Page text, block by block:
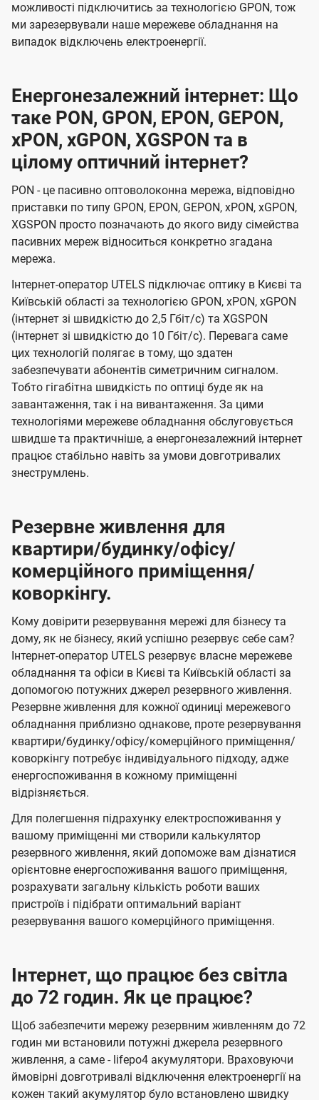
можливості підключитись за технологією GPON, тож
ми зарезервували наше мережеве обладнання на
випадок відключень електроенергії.
Енергонезалежний інтернет: Що
таке PON, GPON, EPON, GEPON,
xPON, xGPON, XGSPON та в
цілому оптичний інтернет?
PON - це пасивно оптоволоконна мережа, відповідно
приставки по типу GPON, EPON, GEPON, xPON, xGPON,
XGSPON просто позначають до якого виду сімейства
пасивних мереж відноситься конкретно згадана
мережа.
Інтернет-оператор UTELS підключає оптику в Києві та
Київській області за технологією GPON, xPON, xGPON
(інтернет зі швидкістю до 2,5 Гбіт/с) та XGSPON
(інтернет зі швидкістю до 10 Гбіт/с). Перевага саме
цих технологій полягає в тому, що здатен
забезпечувати абонентів симетричним сигналом.
Тобто гігабітна швидкість по оптиці буде як на
завантаження, так і на вивантаження. За цими
технологіями мережеве обладнання обслуговується
швидше та практичніше, а енергонезалежний інтернет
працює стабільно навіть за умови довготривалих
знеструмлень.
Резервне живлення для
квартири/будинку/офісу/
комерційного приміщення/
коворкінгу.
Кому довірити резервування мережі для бізнесу та
дому, як не бізнесу, який успішно резервує себе сам?
Інтернет-оператор UTELS резервує власне мережеве
обладнання та офіси в Києві та Київській області за
допомогою потужних джерел резервного живлення.
Резервне живлення для кожної одиниці мережевого
обладнання приблизно однакове, проте резервування
квартири/будинку/офісу/комерційного приміщення/
коворкінгу потребує індивідуального підходу, адже
енергоспоживання в кожному приміщенні
відрізняється.
Для полегшення підрахунку електроспоживання у
вашому приміщенні ми створили калькулятор
резервного живлення, який допоможе вам дізнатися
орієнтовне енергоспоживання вашого приміщення,
розрахувати загальну кількість роботи ваших
пристроїв і підібрати оптимальний варіант
резервування вашого комерційного приміщення.
Інтернет, що працює без світла
до 72 годин. Як це працює?
Щоб забезпечити мережу резервним живленням до 72
годин ми встановили потужні джерела резервного
живлення, а саме - lifepo4 акумулятори. Враховуючи
ймовірні довготривалі відключення електроенергії на
кожен такий акумулятор було встановлено швидку